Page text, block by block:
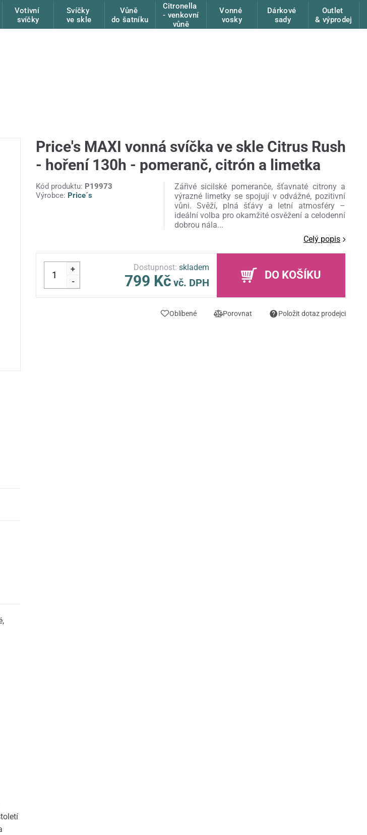
Votivní
svíčky
Svíčky
ve skle
Vůně
do šatníku
Citronella
- venkovní
vůně
Vonné
vosky
Dárkové
sady
Outlet
& výprodej
Price's MAXI vonná svíčka ve skle Citrus Rush
- hoření 130h - pomeranč, citrón a limetka
Kód produktu: P19973
Výrobce: Price´s
Zářivé sicilské pomeranče, šťavnaté citrony a
výrazné limetky se spojují v odvážné, pozitivní
vůni. Svěží, plná šťávy a letní atmosféry –
ideální volba pro okamžité osvěžení a celodenní
dobrou nála...
Celý popis
+
-
Dostupnost: skladem
799 Kč vč. DPH
DO KOŠÍKU
Oblíbené Porovnat Položit dotaz prodejci